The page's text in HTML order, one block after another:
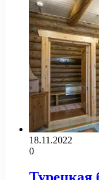
18.11.2022
0